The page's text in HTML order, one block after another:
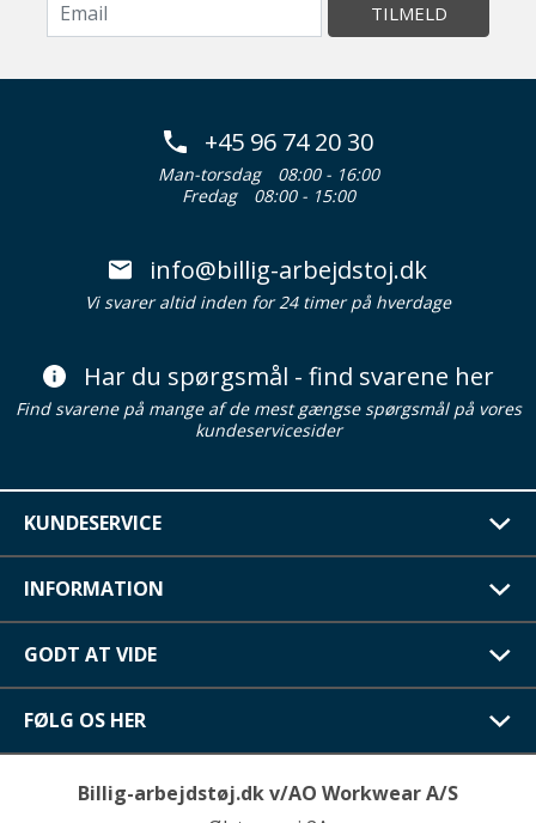
TILMELD
+45 96 74 20 30
Man-torsdag
08:00 - 16:00
Fredag
08:00 - 15:00
info@billig-arbejdstoj.dk
Vi svarer altid inden for 24 timer på hverdage
Har du spørgsmål - find svarene her
Find svarene på mange af de mest gængse spørgsmål på vores
kundeservicesider
KUNDESERVICE
INFORMATION
GODT AT VIDE
FØLG OS HER
Billig-arbejdstøj.dk v/AO Workwear A/S